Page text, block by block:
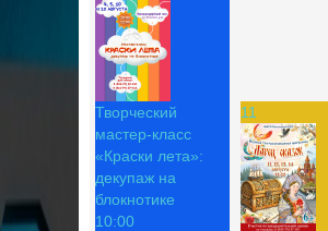
Творческий
мастер-класс
«Краски лета»:
декупаж на
блокнотике
10:00
11